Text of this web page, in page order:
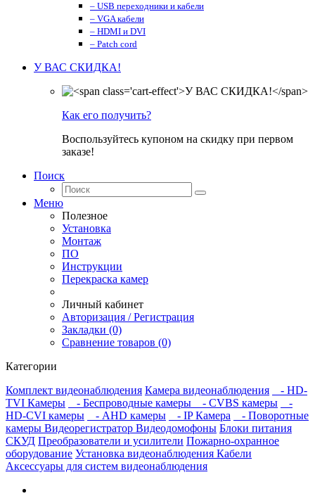
– USB переходники и кабели
– VGA кабели
– HDMI и DVI
– Patch cord
У ВАС СКИДКА!
Как его получить?
Воспользуйтесь купоном на скидку при первом
заказе!
Поиск
Меню
Полезное
Установка
Монтаж
ПО
Инструкции
Перекраска камер
Личный кабинет
Авторизация / Регистрация
Закладки (0)
Сравнение товаров (0)
Категории
Комплект видеонаблюдения Камера видеонаблюдения
- HD-
TVI Камеры
- Беспроводные камеры - CVBS камеры
-
HD-CVI камеры
- AHD камеры - IP Камера
- Поворотные
камеры Видеорегистратор Видеодомофоны Блоки питания
СКУД Преобразователи и усилители Пожарно-охранное
оборудование Установка видеонаблюдения Кабели
Аксессуары для систем видеонаблюдения